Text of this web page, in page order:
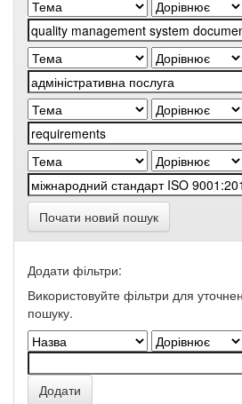
Почати новий пошук
Додати фільтри:
Використовуйте фільтри для
пошуку.